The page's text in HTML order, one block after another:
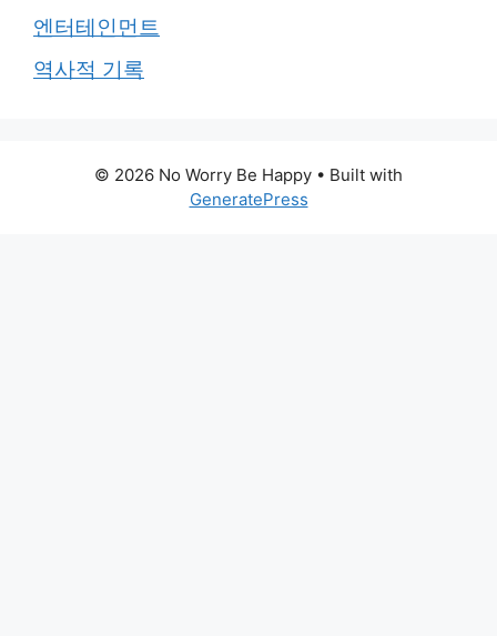
엔터테인먼트
역사적 기록
© 2026 No Worry Be Happy • Built with
GeneratePress